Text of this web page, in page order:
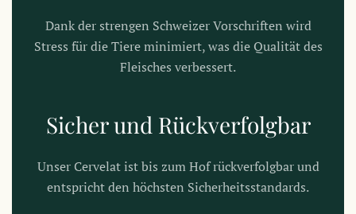
Dank der strengen Schweizer Vorschriften wird
Stress für die Tiere minimiert, was die Qualität des
Fleisches verbessert.
Sicher und Rückverfolgbar
Unser Cervelat ist bis zum Hof rückverfolgbar und
entspricht den höchsten Sicherheitsstandards.